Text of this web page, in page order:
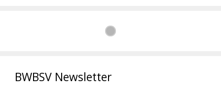
BWBSV Newsletter